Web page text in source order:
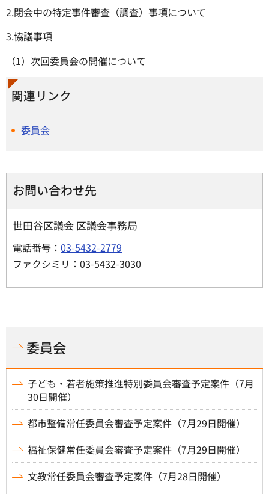
2.閉会中の特定事件審査（調査）事項について
3.協議事項
（1）次回委員会の開催について
関連リンク
委員会
お問い合わせ先
世田谷区議会 区議会事務局
電話番号： 03-5432-2779
ファクシミリ：03-5432-3030
委員会
子ども・若者施策推進特別委員会審査予定案件（7月
30日開催）
都市整備常任委員会審査予定案件（7月29日開催）
福祉保健常任委員会審査予定案件（7月29日開催）
文教常任委員会審査予定案件（7月28日開催）